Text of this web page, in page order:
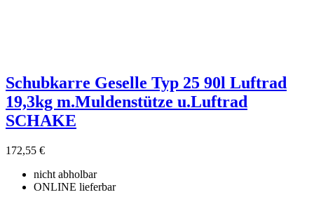
Schubkarre Geselle Typ 25 90l Luftrad
19,3kg m.Muldenstütze u.Luftrad
SCHAKE
172,55 €
nicht abholbar
ONLINE lieferbar